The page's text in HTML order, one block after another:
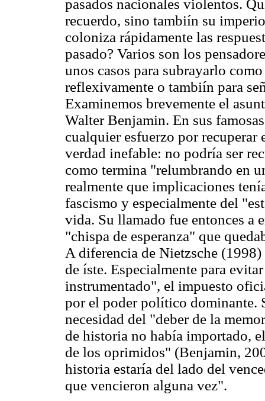
pasados nacionales violentos.
recuerdo, sino tambiín su
coloniza rápidamente las
pasado? Varios son los
unos casos para subrayarlo
reflexivamente o tambiín para
Examinemos brevemente el
Walter Benjamin. En sus
cualquier esfuerzo por recuperar
verdad inefable: no podría ser
como termina "relumbrando en
realmente que implicaciones
fascismo y especialmente del
vida. Su llamado fue entonces a
"chispa de esperanza" que
A diferencia de Nietzsche
de íste. Especialmente para
instrumentado", el impuesto
por el poder político dominante.
necesidad del "deber de la
de historia no había importado,
de los oprimidos" (Benjamin,
historia estaría del lado del
que vencieron alguna vez".